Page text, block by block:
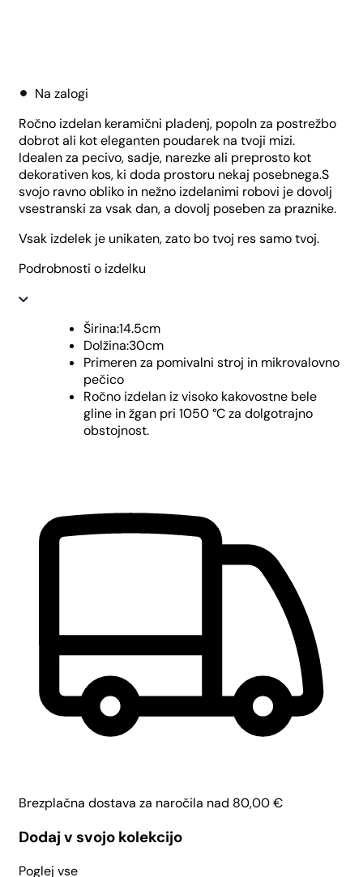
Na zalogi
Ročno izdelan keramični pladenj, popoln za postrežbo
dobrot ali kot eleganten poudarek na tvoji mizi.
Idealen za pecivo, sadje, narezke ali preprosto kot
dekorativen kos, ki doda prostoru nekaj posebnega.S
svojo ravno obliko in nežno izdelanimi robovi je dovolj
vsestranski za vsak dan, a dovolj poseben za praznike.
Vsak izdelek je unikaten, zato bo tvoj res samo tvoj.
Podrobnosti o izdelku
Širina:14.5cm
Dolžina:30cm
Primeren za pomivalni stroj in mikrovalovno
pečico
Ročno izdelan iz visoko kakovostne bele
gline in žgan pri 1050 °C za dolgotrajno
obstojnost.
Brezplačna dostava za naročila nad 80,00€
Dodaj v svojo kolekcijo
Poglej vse